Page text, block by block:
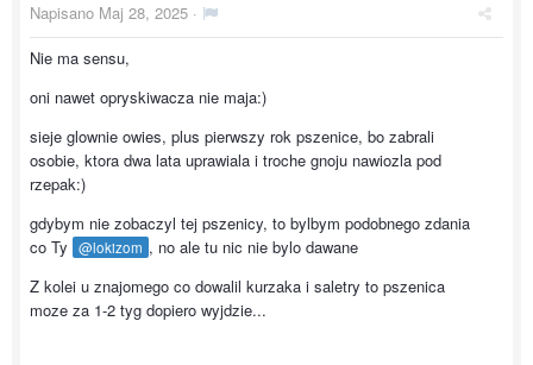
Napisano Maj 28, 2025 ·
Nie ma sensu,
oni nawet opryskiwacza nie maja:)
sieje glownie owies, plus pierwszy rok pszenice, bo zabrali
osobie, ktora dwa lata uprawiala i troche gnoju nawiozla pod
rzepak:)
gdybym nie zobaczyl tej pszenicy, to bylbym podobnego zdania
co Ty
@lokizom , no ale tu nic nie bylo dawane
Z kolei u znajomego co dowalil kurzaka i saletry to pszenica
moze za 1-2 tyg dopiero wyjdzie...